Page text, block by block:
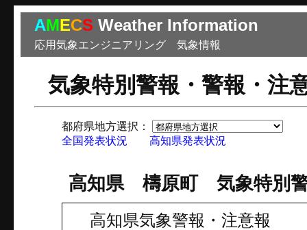
AMECS Weather Information
応用気象エンジニアリング 気象情報
気象特別警報・警報・注
都府県地方選択：
全国発表状況
高知県発表状況
高知県 檮原町 気象特別警
高知県気象警報・注意報